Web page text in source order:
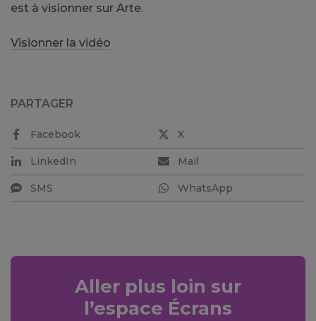
est à visionner sur Arte.
Visionner la vidéo
PARTAGER
Facebook X
LinkedIn Mail
SMS WhatsApp
Aller plus loin sur
l’espace Écrans